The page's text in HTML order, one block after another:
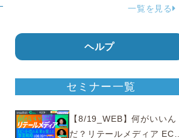
ジャパンが確約手続
一覧を見る
ヘルプ
セミナー一覧
【8/19_WEB】何がいいん
だ？リテールメディア EC・